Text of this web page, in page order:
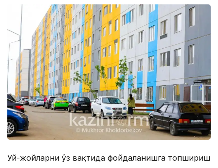
Уй-жойларни ўз вақтида фойдаланишга топшириш